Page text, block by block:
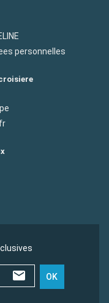
personnelles
OK